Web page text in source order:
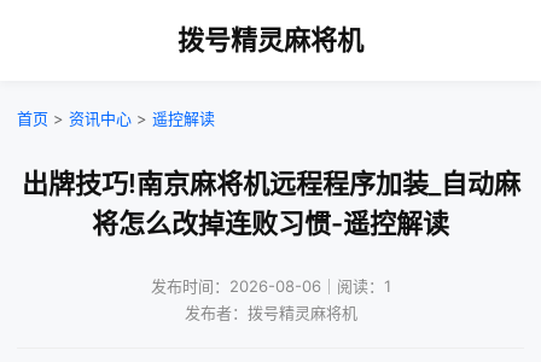
拨号精灵麻将机
首页 > 资讯中心 > 遥控解读
出牌技巧!南京麻将机远程程序加装_自动麻
将怎么改掉连败习惯-遥控解读
发布时间：2026-08-06｜阅读：1
发布者：拨号精灵麻将机